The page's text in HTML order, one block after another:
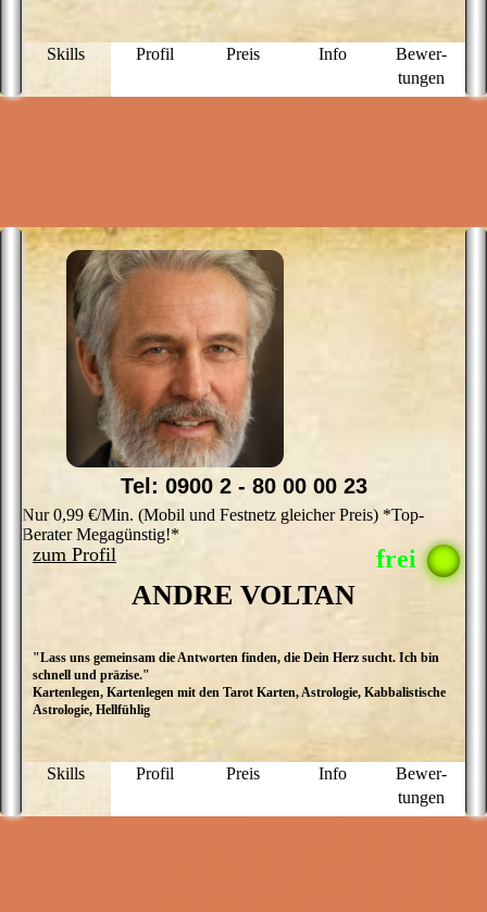
Skills Profil Preis Info
Bewer­
tungen
ANDRE VOLTAN
"Lass uns gemeinsam die Antworten finden, die Dein Herz sucht. Ich bin
schnell und präzise."
Kartenlegen, Kartenlegen mit den Tarot Karten, Astrologie, Kabbalistische
Astrologie, Hellfühlig
Skills Profil Preis Info
Bewer­
tungen
Tel: 0900 2 - 80 00 00 23
Nur 0,99 €/Min. (Mobil und Festnetz gleicher Preis) *Top-
Berater Megagünstig!*
zum Profil